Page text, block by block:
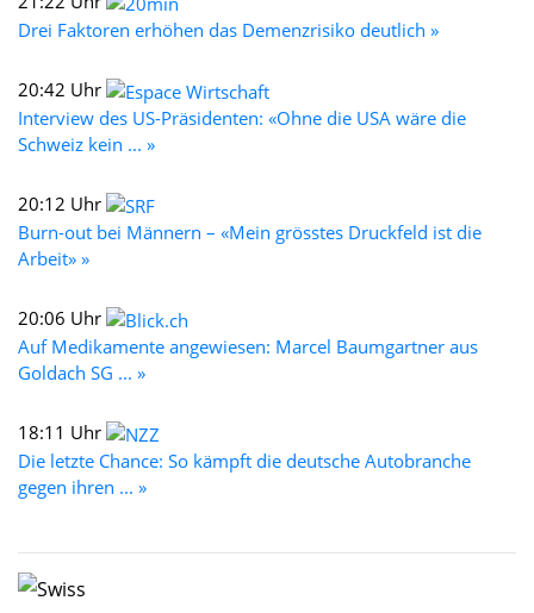
Drei Faktoren erhöhen das Demenzrisiko deutlich »
20:42 Uhr
Interview des US-Präsidenten: «Ohne die USA wäre die
Schweiz kein ... »
20:12 Uhr
Burn-out bei Männern – «Mein grösstes Druckfeld ist die
Arbeit» »
20:06 Uhr
Auf Medikamente angewiesen: Marcel Baumgartner aus
Goldach SG ... »
18:11 Uhr
Die letzte Chance: So kämpft die deutsche Autobranche
gegen ihren ... »